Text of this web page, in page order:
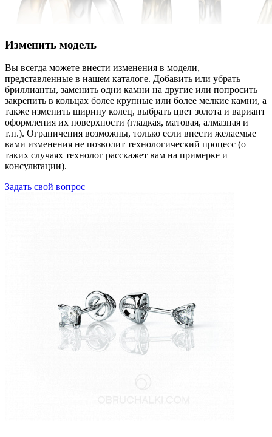
Изменить модель
Вы всегда можете внести изменения в модели,
представленные в нашем каталоге. Добавить или убрать
бриллианты, заменить одни камни на другие или попросить
закрепить в кольцах более крупные или более мелкие камни, а
также изменить ширину колец, выбрать цвет золота и вариант
оформления их поверхности (гладкая, матовая, алмазная и
т.п.). Ограничения возможны, только если внести желаемые
вами изменения не позволит технологический процесс (о
таких случаях технолог расскажет вам на примерке и
консультации).
Задать свой вопрос